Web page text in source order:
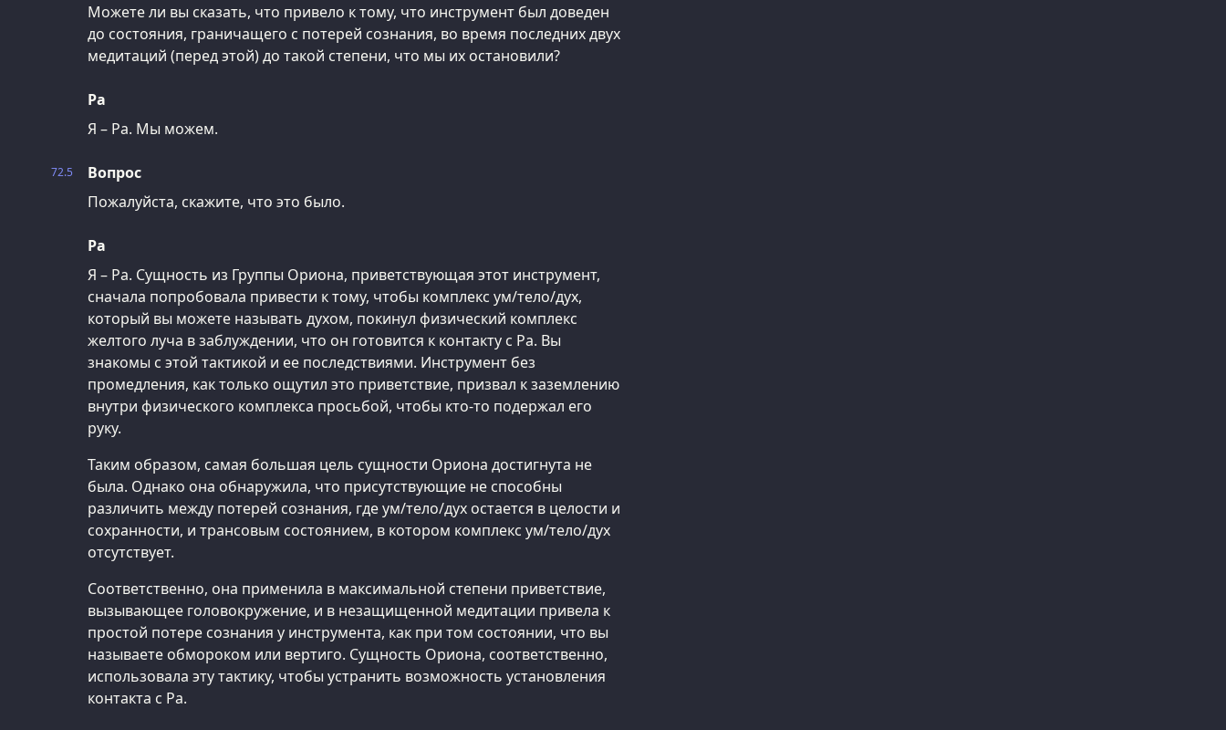
Можете ли вы сказать, что привело к тому, что инструмент был доведен
до состояния, граничащего с потерей сознания, во время последних двух
медитаций (перед этой) до такой степени, что мы их остановили?
Ра
Я – Ра. Мы можем.
72.5
Вопрос
Пожалуйста, скажите, что это было.
Ра
Я – Ра. Сущность из Группы Ориона, приветствующая этот инструмент,
сначала попробовала привести к тому, чтобы комплекс ум/тело/дух,
который вы можете называть духом, покинул физический комплекс
желтого луча в заблуждении, что он готовится к контакту с Ра. Вы
знакомы с этой тактикой и ее последствиями. Инструмент без
промедления, как только ощутил это приветствие, призвал к заземлению
внутри физического комплекса просьбой, чтобы кто-то подержал его
руку.
Таким образом, самая большая цель сущности Ориона достигнута не
была. Однако она обнаружила, что присутствующие не способны
различить между потерей сознания, где ум/тело/дух остается в целости и
сохранности, и трансовым состоянием, в котором комплекс ум/тело/дух
отсутствует.
Соответственно, она применила в максимальной степени приветствие,
вызывающее головокружение, и в незащищенной медитации привела к
простой потере сознания у инструмента, как при том состоянии, что вы
называете обмороком или вертиго. Сущность Ориона, соответственно,
использовала эту тактику, чтобы устранить возможность установления
контакта с Ра.